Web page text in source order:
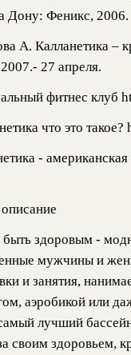
Дону: Феникс, 2006.
А. Калланетика –
27 апреля.
фитнес клуб
что это
-
здоровым -
мужчины и
и занятия,
аэробикой или
лучший
своим здоровьем,